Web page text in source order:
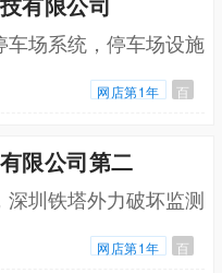
场系统，停车场设施
网店第1年 百
限公司第二
圳铁塔外力破坏监测
网店第1年 百